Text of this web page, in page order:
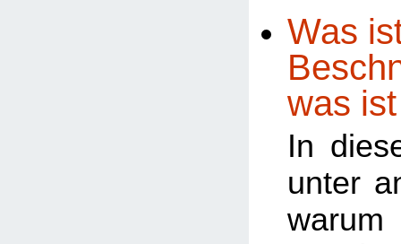
Was
was
In
unter